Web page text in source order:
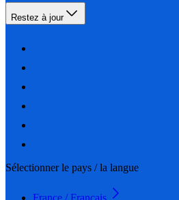
Restez à jour
Sélectionner le pays / la langue
France / Français